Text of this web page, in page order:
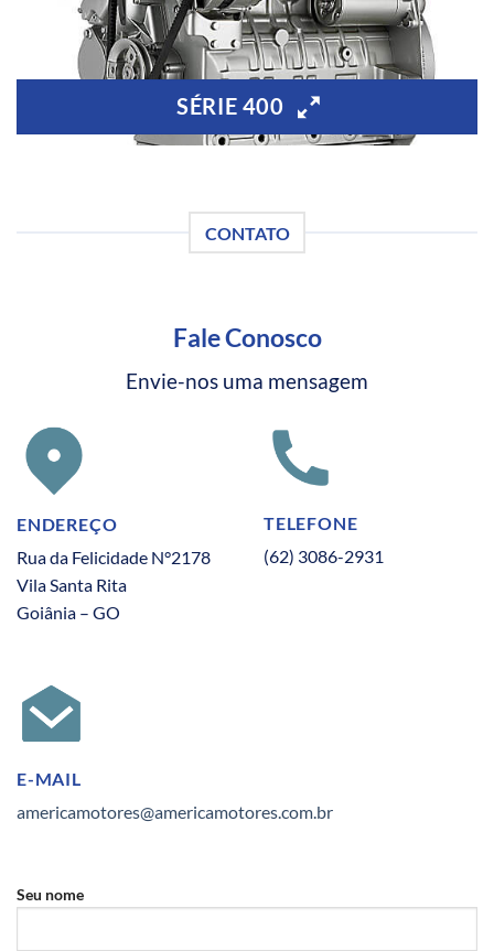
SÉRIE 400
CONTATO
Fale Conosco
Envie-nos uma mensagem
ENDEREÇO
Rua da Felicidade N°2178
Vila Santa Rita
Goiânia – GO
TELEFONE
(62) 3086-2931
E-MAIL
americamotores@americamotores.com.br
Seu nome